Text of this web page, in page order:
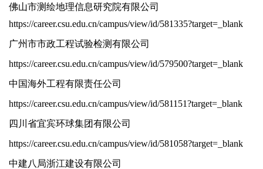
佛山市测绘地理信息研究院有限公司
https://career.csu.edu.cn/campus/view/id/581335?target=_blank
广州市市政工程试验检测有限公司
https://career.csu.edu.cn/campus/view/id/579500?target=_blank
中国海外工程有限责任公司
https://career.csu.edu.cn/campus/view/id/581151?target=_blank
四川省宜宾环球集团有限公司
https://career.csu.edu.cn/campus/view/id/581058?target=_blank
中建八局浙江建设有限公司